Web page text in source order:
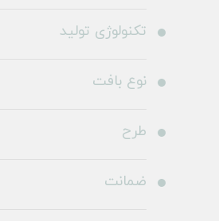
تکنولوژی تولید
نوع بافت
طرح
ضمانت